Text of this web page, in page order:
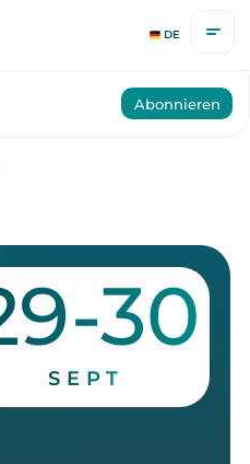
DE
Abonnieren
30
SEPT